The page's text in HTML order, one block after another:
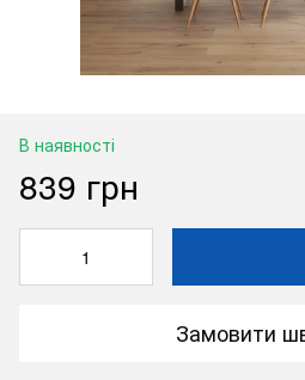
В наявності
839 грн
Замовити